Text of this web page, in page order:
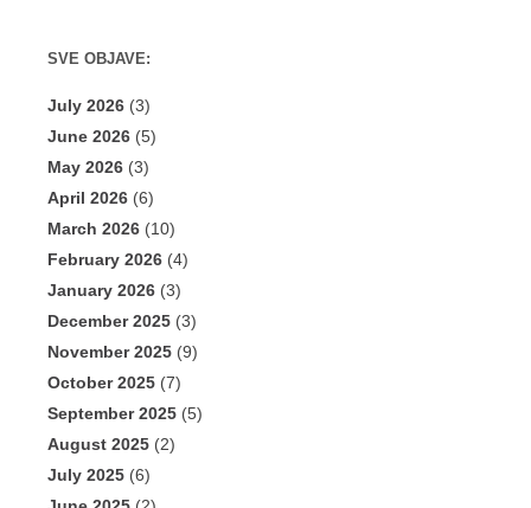
SVE OBJAVE:
July 2026 (3)
June 2026 (5)
May 2026 (3)
April 2026 (6)
March 2026 (10)
February 2026 (4)
January 2026 (3)
December 2025 (3)
November 2025 (9)
October 2025 (7)
September 2025 (5)
August 2025 (2)
July 2025 (6)